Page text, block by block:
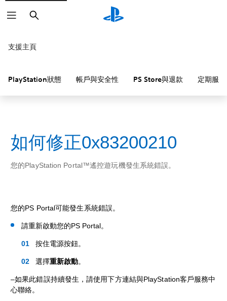
搜
尋
支援主頁
PlayStation狀態 帳戶與安全性 PS Store與退款 定期服務
如何修正0x83200210
您的PlayStation Portal™遙控遊玩機發生系統錯誤。
您的PS Portal可能發生系統錯誤。
請重新啟動您的PS Portal。
按住電源按鈕。
選擇重新啟動。
–如果此錯誤持續發生，請使用下方連結與PlayStation客戶服務中
心聯絡。